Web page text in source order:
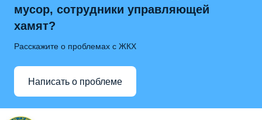
мусор, сотрудники управляющей
хамят?
Расскажите о проблемах с ЖКХ
Написать о проблеме